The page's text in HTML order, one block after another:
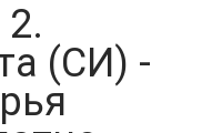
(СИ) -